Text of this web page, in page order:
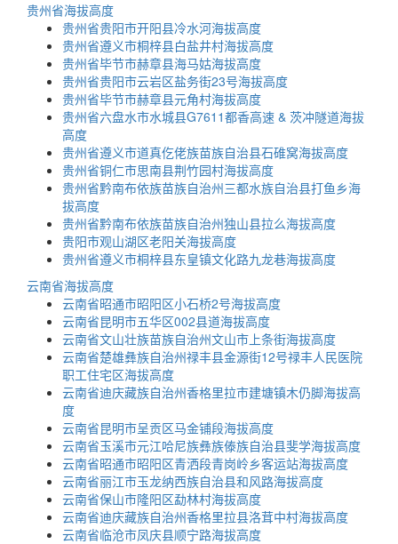
贵州省海拔高度
贵州省贵阳市开阳县冷水河海拔高度
贵州省遵义市桐梓县白盐井村海拔高度
贵州省毕节市赫章县海马姑海拔高度
贵州省贵阳市云岩区盐务街23号海拔高度
贵州省毕节市赫章县元角村海拔高度
贵州省六盘水市水城县G7611都香高速 & 茨冲隧道海拔
高度
贵州省遵义市道真仡佬族苗族自治县石碓窝海拔高度
贵州省铜仁市思南县荆竹园村海拔高度
贵州省黔南布依族苗族自治州三都水族自治县打鱼乡海
拔高度
贵州省黔南布依族苗族自治州独山县拉么海拔高度
贵阳市观山湖区老阳关海拔高度
贵州省遵义市桐梓县东皇镇文化路九龙巷海拔高度
云南省海拔高度
云南省昭通市昭阳区小石桥2号海拔高度
云南省昆明市五华区002县道海拔高度
云南省文山壮族苗族自治州文山市上条街海拔高度
云南省楚雄彝族自治州禄丰县金源街12号禄丰人民医院
职工住宅区海拔高度
云南省迪庆藏族自治州香格里拉市建塘镇木仍脚海拔高
度
云南省昆明市呈贡区马金铺段海拔高度
云南省玉溪市元江哈尼族彝族傣族自治县斐学海拔高度
云南省昭通市昭阳区青洒段青岗岭乡客运站海拔高度
云南省丽江市玉龙纳西族自治县和风路海拔高度
云南省保山市隆阳区勐林村海拔高度
云南省迪庆藏族自治州香格里拉县洛茸中村海拔高度
云南省临沧市凤庆县顺宁路海拔高度